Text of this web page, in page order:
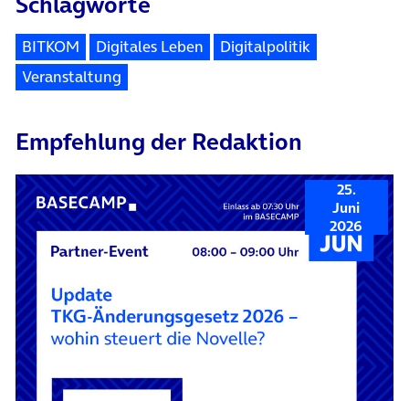
BITKOM Digitales Leben
Digitalpolitik
Veranstaltung
Empfehlung der Redaktion
25.
Juni
2026